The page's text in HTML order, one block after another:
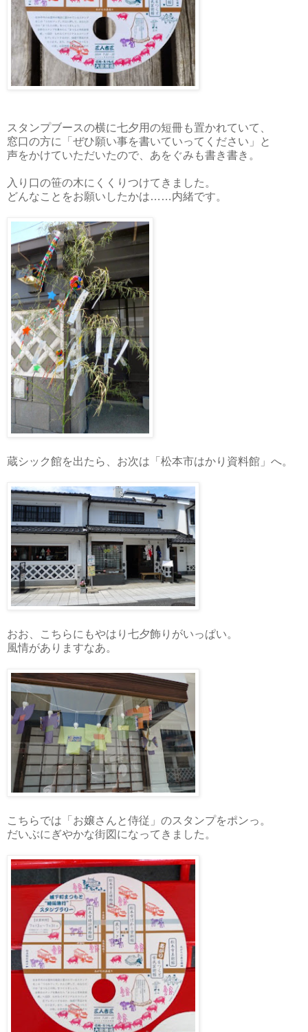
スタンプブースの横に七夕用の短冊も置かれていて、
窓口の方に「ぜひ願い事を書いていってください」と
声をかけていただいたので、あをぐみも書き書き。
入り口の笹の木にくくりつけてきました。
どんなことをお願いしたかは……内緒です。
蔵シック館を出たら、お次は「松本市はかり資料館」へ。
おお、こちらにもやはり七夕飾りがいっぱい。
風情がありますなあ。
こちらでは「お嬢さんと侍従」のスタンプをポンっ。
だいぶにぎやかな街図になってきました。